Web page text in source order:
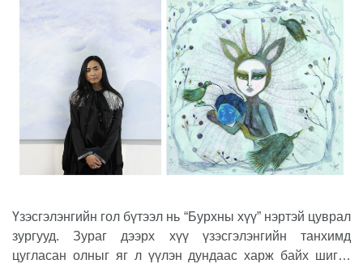
Үзэсгэлэнгийн гол бүтээл нь “Бурхны хүү” нэртэй цуврал
зургууд. Зураг дээрх хүү үзэсгэлэнгийн танхимд
цугласан олныг яг л үүлэн дундаас харж байх шиг…